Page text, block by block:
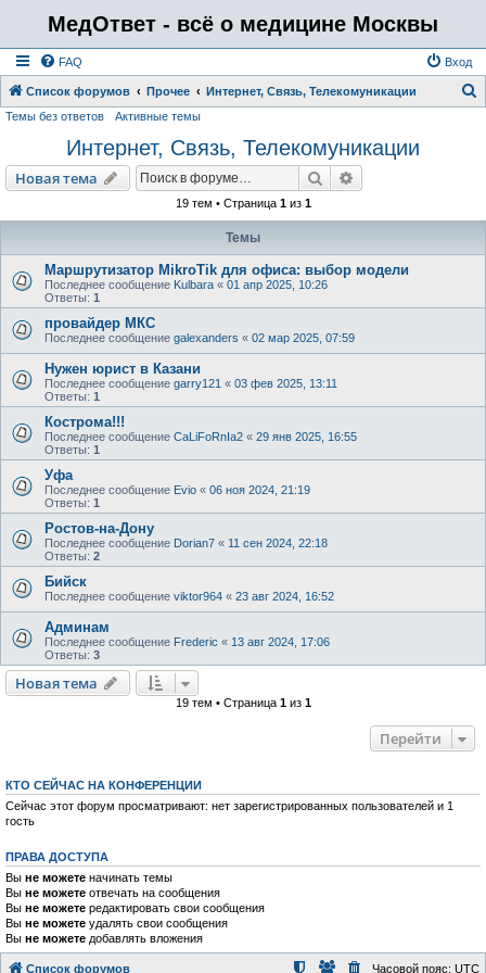
МедОтвет - всё о медицине Москвы
FAQ Вход
Список форумов Прочее Интернет, Связь, Телекомуникации
Темы без ответов Активные темы
Интернет, Связь, Телекомуникации
Новая тема Поиск
19 тем • Страница 1из 1
Темы
Маршрутизатор MikroTik для офиса: выбор модели
Последнее сообщение Kulbara « 01 апр 2025, 10:26
Ответы: 1
провайдер МКС
Последнее сообщение galexanders « 02 мар 2025, 07:59
Нужен юрист в Казани
Последнее сообщение garry121 « 03 фев 2025, 13:11
Ответы: 1
Кострома!!!
Последнее сообщение CaLiFoRnIa2 « 29 янв 2025, 16:55
Ответы: 1
Уфа
Последнее сообщение Evio « 06 ноя 2024, 21:19
Ответы: 1
Ростов-на-Дону
Последнее сообщение Dorian7 « 11 сен 2024, 22:18
Ответы: 2
Бийск
Последнее сообщение viktor964 « 23 авг 2024, 16:52
Админам
Последнее сообщение Frederic « 13 авг 2024, 17:06
Ответы: 3
Новая тема
19 тем • Страница 1из 1
Перейти
КТО СЕЙЧАС НА КОНФЕРЕНЦИИ
Сейчас этот форум просматривают: нет зарегистрированных пользователей и 1
гость
ПРАВА ДОСТУПА
Вы не можете начинать темы
Вы не можете отвечать на сообщения
Вы не можете редактировать свои сообщения
Вы не можете удалять свои сообщения
Вы не можете добавлять вложения
Список форумов Часовой пояс: UTC